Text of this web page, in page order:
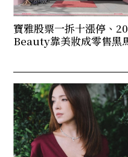
寶雅股票一拆十漲停、
Beauty靠美妝成零售黑